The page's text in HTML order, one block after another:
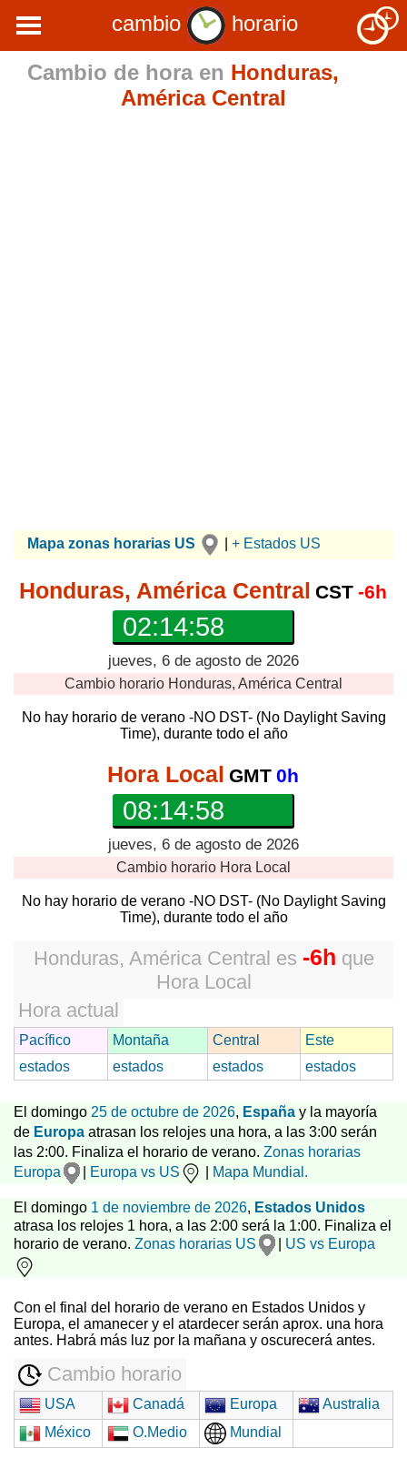
cambio
horario
Cambio de hora en Honduras,
América Central
Mapa zonas horarias US + Estados US
Honduras, América Central CST -6h
02:14:58
jueves, 6 de agosto de 2026
Cambio horario Honduras, América Central
No hay horario de verano -NO DST- (No Daylight Saving
Time), durante todo el año
Hora Local GMT 0h
08:14:58
jueves, 6 de agosto de 2026
Cambio horario Hora Local
No hay horario de verano -NO DST- (No Daylight Saving
Time), durante todo el año
Honduras, América Central es -6h que
Hora Local
Hora actual
Pacífico Montaña Central
Este
estados
estados estados estados
El domingo 25 de octubre de 2026, España y la mayoría
de Europa atrasan los relojes una hora, a las 3:00 serán
las 2:00. Finaliza el horario de verano. Zonas horarias
Europa
Europa vs US Mapa Mundial.
El domingo 1 de noviembre de 2026, Estados Unidos
atrasa los relojes 1 hora, a las 2:00 será la 1:00. Finaliza el
horario de verano. Zonas horarias US US vs Europa
Con el final del horario de verano en Estados Unidos y
Europa, el amanecer y el atardecer serán aprox. una hora
antes. Habrá más luz por la mañana y oscurecerá antes.
Cambio horario
USA Canadá Europa
Australia
México
O.Medio Mundial